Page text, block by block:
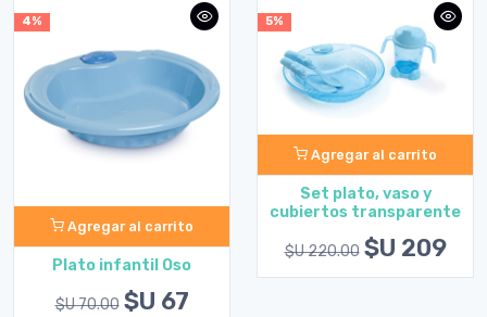
4%
Agregar al carrito
Plato infantil Oso
$U 70.00 $U 67
5%
Agregar al carrito
Set plato, vaso y
cubiertos transparente
$U 220.00 $U 209